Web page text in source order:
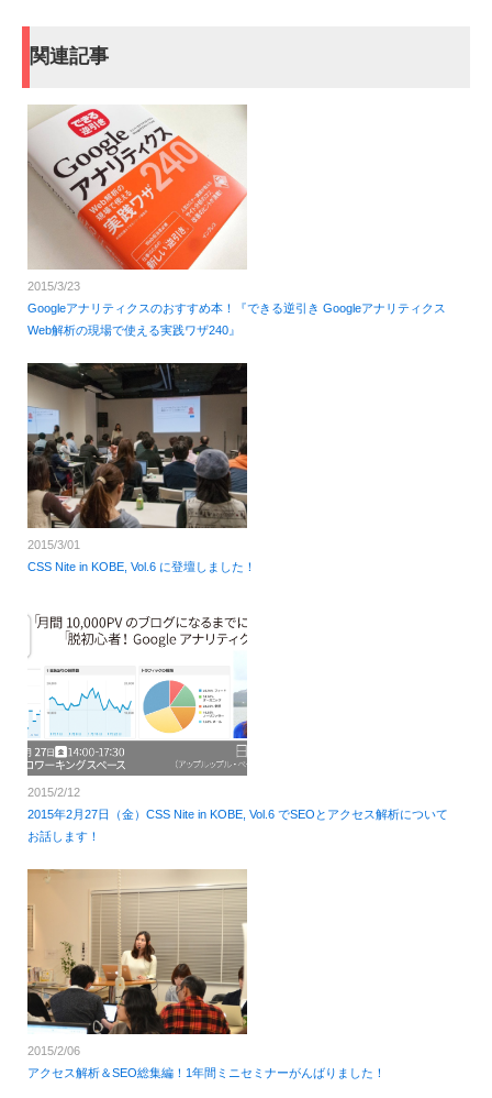
関連記事
2015/3/23
Googleアナリティクスのおすすめ本！『できる逆引き Googleアナリティクス
Web解析の現場で使える実践ワザ240』
2015/3/01
CSS Nite in KOBE, Vol.6 に登壇しました！
2015/2/12
2015年2月27日（金）CSS Nite in KOBE, Vol.6 でSEOとアクセス解析について
お話します！
2015/2/06
アクセス解析＆SEO総集編！1年間ミニセミナーがんばりました！